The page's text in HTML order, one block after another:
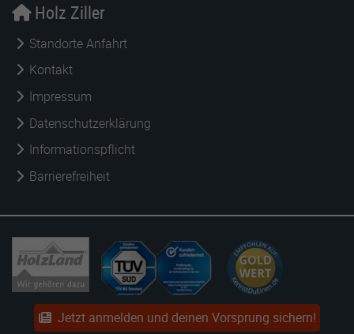
Holz Ziller
Standorte Anfahrt
Kontakt
Impressum
Datenschutzerklärung
Informationspflicht
Barrierefreiheit
Jetzt anmelden und deinen Vorsprung sichern!